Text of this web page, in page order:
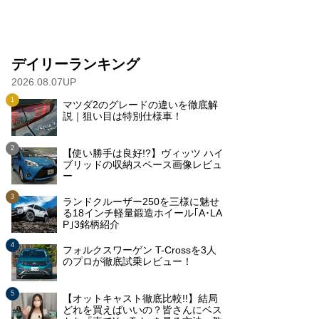
デイリーランキング
2026.08.07UP
マツダ2のグレードの違いを徹底解
説｜狙い目は特別仕様車！
【使い勝手は良好!?】ヴィッツ ハイ
ブリッドの収納スペース画像レビュ
ー
ランドクルーザー250を三様に魅せ
る18インチ軽量鍛造ホイール｢A･LA
P｣3銘柄紹介
フォルクスワーゲン T-Crossを3人
のプロが徹底試乗レビュー！
【オットキャスト徹底比較!!】結局
どれを買えばいいの？皆さんにベス